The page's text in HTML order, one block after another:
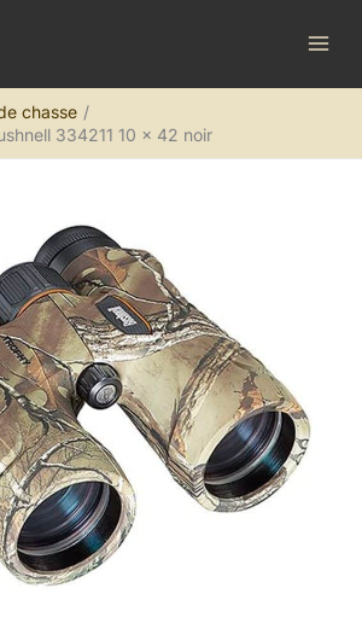
chasse
334211 10 x 42 noir